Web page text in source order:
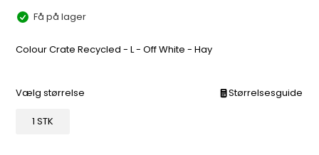
Få på lager
Colour Crate Recycled - L - Off White - Hay
Vælg størrelse Størrelsesguide
1 STK